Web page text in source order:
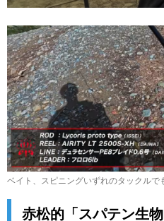
ベイト、スピニングいずれのタックルで
赤松的「スパテン生